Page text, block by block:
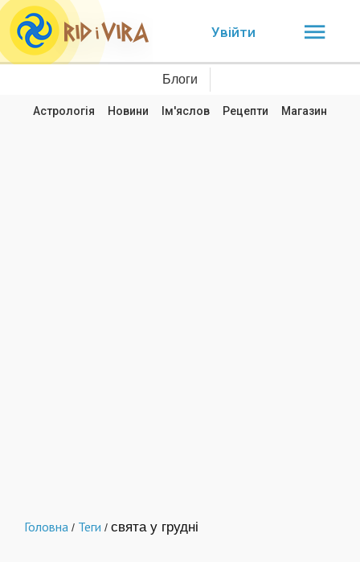
Увійти
Блоги
Астрологія Новини Ім'яслов Рецепти Магазин
Головна / Теги / свята у грудні